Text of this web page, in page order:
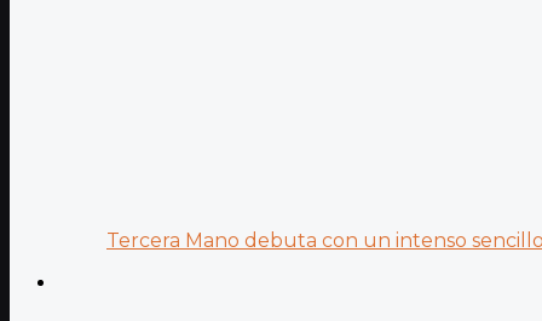
Tercera Mano debuta con un intenso